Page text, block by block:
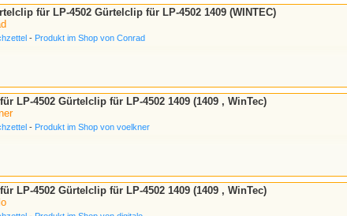
für LP-4502 Gürtelclip für LP-4502 1409 (WINTEC)
- Produkt im Shop von Conrad
LP-4502 Gürtelclip für LP-4502 1409 (1409 , WinTec)
- Produkt im Shop von voelkner
LP-4502 Gürtelclip für LP-4502 1409 (1409 , WinTec)